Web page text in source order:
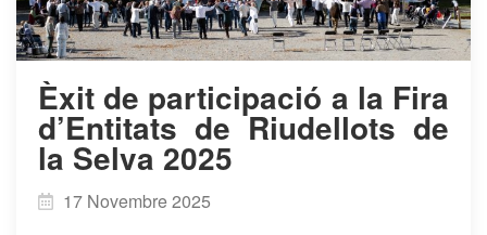
​Èxit de participació a la Fira
d’Entitats de Riudellots de
la Selva 2025
17 Novembre 2025